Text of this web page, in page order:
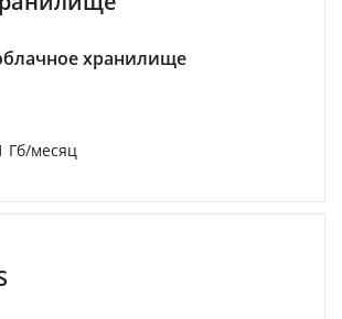
хранилище
Гб/месяц